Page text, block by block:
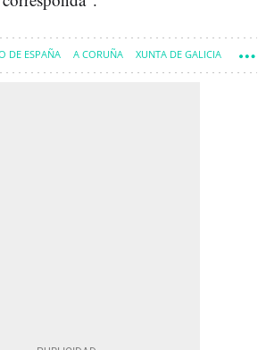
DE ESPAÑA A CORUÑA XUNTA DE GALICIA